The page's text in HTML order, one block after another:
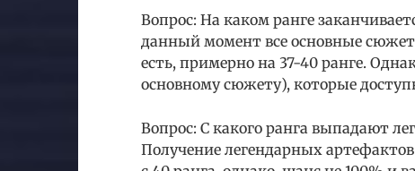
Вопрос: На каком ранге
данный момент все основные
есть, примерно на 37-40 ранге.
основному сюжету), которые
Вопрос: С какого ранга выпадают
Получение легендарных